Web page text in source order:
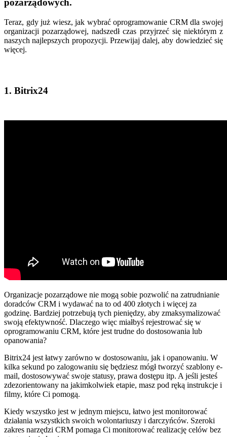
pozarządowych.
Teraz, gdy już wiesz, jak wybrać oprogramowanie CRM dla swojej
organizacji pozarządowej, nadszedł czas przyjrzeć się niektórym z
naszych najlepszych propozycji. Przewijaj dalej, aby dowiedzieć się
więcej.
1. Bitrix24
Organizacje pozarządowe nie mogą sobie pozwolić na zatrudnianie
doradców CRM i wydawać na to od 400 złotych i więcej za
godzinę. Bardziej potrzebują tych pieniędzy, aby zmaksymalizować
swoją efektywność. Dlaczego więc miałbyś rejestrować się w
oprogramowaniu CRM, które jest trudne do dostosowania lub
opanowania?
Bitrix24 jest łatwy zarówno w dostosowaniu, jak i opanowaniu. W
kilka sekund po zalogowaniu się będziesz mógł tworzyć szablony e-
mail, dostosowywać swoje statusy, prawa dostępu itp. A jeśli jesteś
zdezorientowany na jakimkolwiek etapie, masz pod ręką instrukcje i
filmy, które Ci pomogą.
Kiedy wszystko jest w jednym miejscu, łatwo jest monitorować
działania wszystkich swoich wolontariuszy i darczyńców. Szeroki
zakres narzędzi CRM pomaga Ci monitorować realizację celów bez